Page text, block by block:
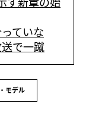
ていな
で一蹴
モデル